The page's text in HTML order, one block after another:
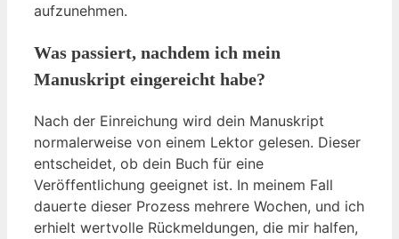
aufzunehmen.
Was passiert, nachdem ich mein
Manuskript eingereicht habe?
Nach der Einreichung wird dein Manuskript
normalerweise von einem Lektor gelesen. Dieser
entscheidet, ob dein Buch für eine
Veröffentlichung geeignet ist. In meinem Fall
dauerte dieser Prozess mehrere Wochen, und ich
erhielt wertvolle Rückmeldungen, die mir halfen,